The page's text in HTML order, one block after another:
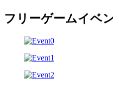
フリーゲームイベ